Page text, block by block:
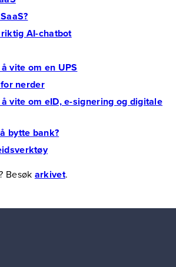
AI-chatbot
vite om en UPS
nerder
vite om eID, e-signering og digitale
bytte bank?
Besøk arkivet.